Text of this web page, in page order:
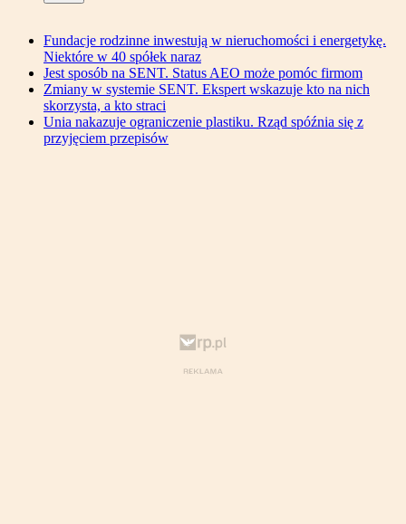
Fundacje rodzinne inwestują w nieruchomości i energetykę.
Niektóre w 40 spółek naraz
Jest sposób na SENT. Status AEO może pomóc firmom
Zmiany w systemie SENT. Ekspert wskazuje kto na nich
skorzysta, a kto straci
Unia nakazuje ograniczenie plastiku. Rząd spóźnia się z
przyjęciem przepisów